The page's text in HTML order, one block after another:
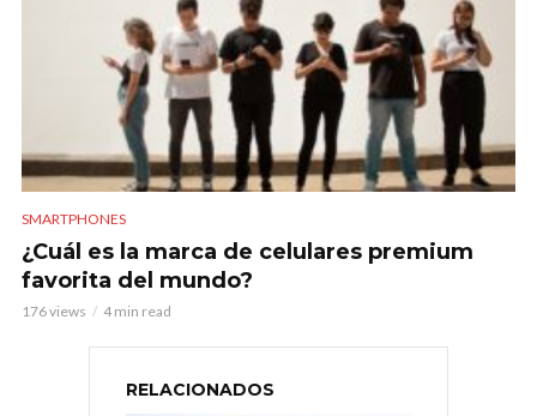
SMARTPHONES
¿Cuál es la marca de celulares premium
favorita del mundo?
176 views 4 min read
RELACIONADOS